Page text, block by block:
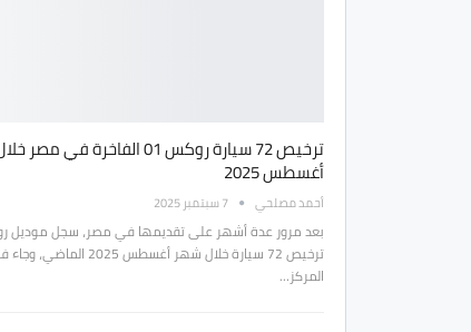
ترخيص 72 سيارة روكس 01 الفاخرة في مصر
أغسطس 2025
أحمد مصلحي 7 سبتمبر 2025
ترخيص 72 سيارة خلال شهر أغسطس 2025
المركز…